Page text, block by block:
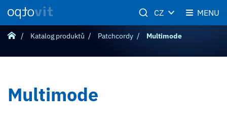
Katalog produktů Patchcordy Multimode
Multimode
MENU
CZ